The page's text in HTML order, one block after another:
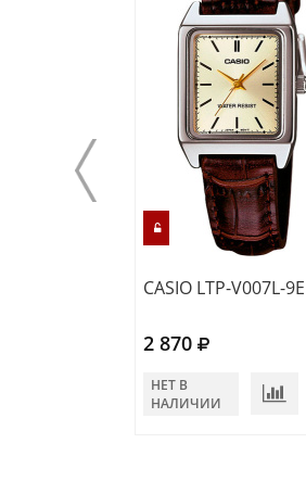
CASIO LTP-V007L-9E
2 870
НЕТ В
НАЛИЧИИ